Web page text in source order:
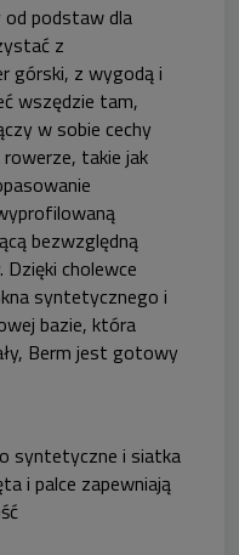
podstaw dla
z
górski, z wygodą i
wszędzie tam,
w sobie cechy
takie jak
bezwzględną
cholewce
syntetycznego i
bazie, która
Berm jest gotowy
syntetyczne i siatka
i palce zapewniają